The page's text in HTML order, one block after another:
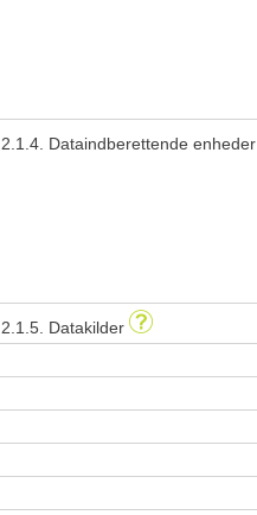
2.1.4. Dataindberettende enheder
2.1.5. Datakilder